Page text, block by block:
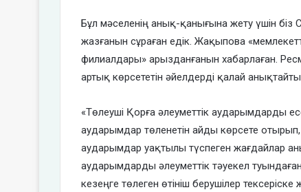
Бұл мәселенің анық-қанығына жету үшін
жазғанын сұраған едік. Жақыпова
филиалдары» арызданғанын хабарлаған.
артық көрсететін әйелдерді қалай
«Төлеуші Қорға әлеуметтік аударымдарды
аударымдар төленетін айды көрсете
аударымдар уақтылы түспеген жағдайлар
аударымдарды әлеуметтік тәуекел
кезеңге төлеген өтініш берушілер